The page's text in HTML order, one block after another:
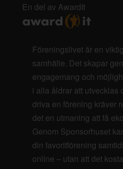
En del av AwardIt
Föreningslivet är en
samhälle. Det skapar
engagemang och
i alla åldrar att utvecklas
driva en förening kräver
det en utmaning att få
Genom Sponsorhuset
din favoritförening
online – utan att det